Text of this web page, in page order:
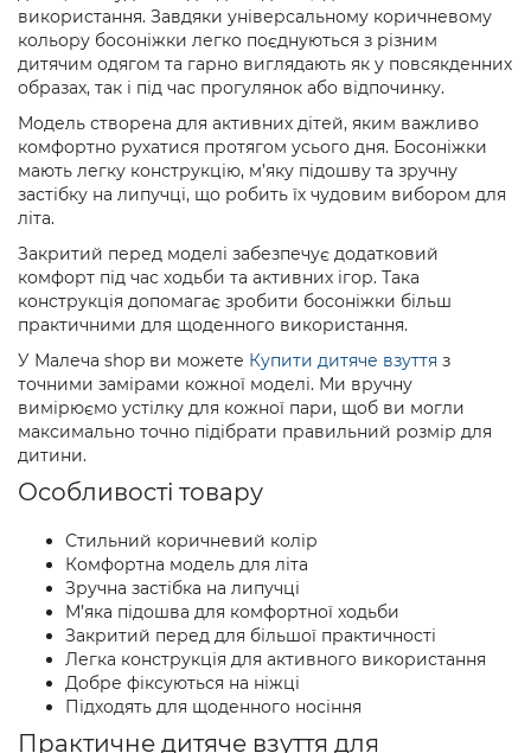
використання. Завдяки універсальному коричневому
кольору босоніжки легко поєднуються з різним
дитячим одягом та гарно виглядають як у повсякденних
образах, так і під час прогулянок або відпочинку.
Модель створена для активних дітей, яким важливо
комфортно рухатися протягом усього дня. Босоніжки
мають легку конструкцію, м’яку підошву та зручну
застібку на липучці, що робить їх чудовим вибором для
літа.
Закритий перед моделі забезпечує додатковий
комфорт під час ходьби та активних ігор. Така
конструкція допомагає зробити босоніжки більш
практичними для щоденного використання.
У Малеча shop ви можете Купити дитяче взуття з
точними замірами кожної моделі. Ми вручну
вимірюємо устілку для кожної пари, щоб ви могли
максимально точно підібрати правильний розмір для
дитини.
Особливості товару
Стильний коричневий колір
Комфортна модель для літа
Зручна застібка на липучці
М’яка підошва для комфортної ходьби
Закритий перед для більшої практичності
Легка конструкція для активного використання
Добре фіксуються на ніжці
Підходять для щоденного носіння
Практичне дитяче взуття для